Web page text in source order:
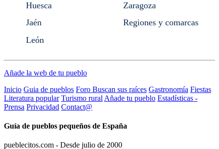
Huesca
Jaén
León
Zaragoza
Regiones y comarcas
Añade la web de tu pueblo
Inicio Guia de pueblos Foro Buscan sus raíces Gastronomía Fiestas
Literatura popular Turismo rural Añade tu pueblo Estadísticas -
Prensa Privacidad Contact@
Guía de pueblos pequeños de España
pueblecitos.com - Desde julio de 2000